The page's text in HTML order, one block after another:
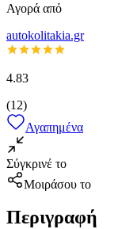
Αγορά από
autokolitakia.gr
4.83
(12)
Αγαπημένα
Σύγκρινέ το
Μοιράσου το
Περιγραφή